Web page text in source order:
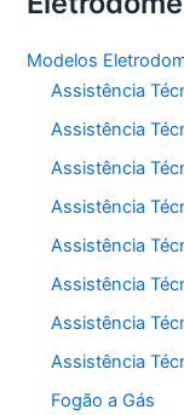
Modelos
Assistência
Assistência
Assistência
Assistência
Assistência
Assistência
Assistência
Assistência
Fogão a Gás